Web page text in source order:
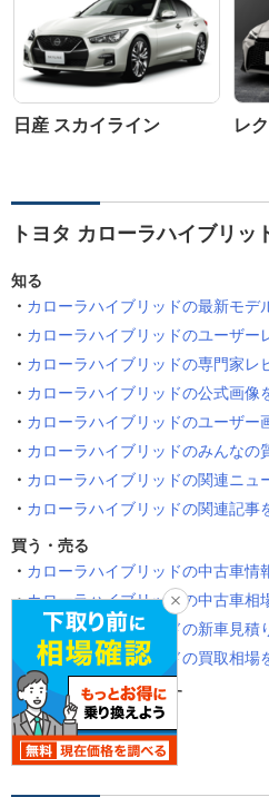
日産 スカイライン レ
トヨタ カローラハイブリッ
知る
カローラハイブリッドの最新モデ
カローラハイブリッドのユーザー
カローラハイブリッドの専門家レ
カローラハイブリッドの公式画像
カローラハイブリッドのユーザー
カローラハイブリッドのみんなの
カローラハイブリッドの関連ニュ
カローラハイブリッドの関連記事
買う・売る
カローラハイブリッドの中古車情
カローラハイブリッドの中古車相
カローラハイブリッドの新車見積
カローラハイブリッドの買取相場
似たタイプの車種を探す
セダン
ハイブリッド